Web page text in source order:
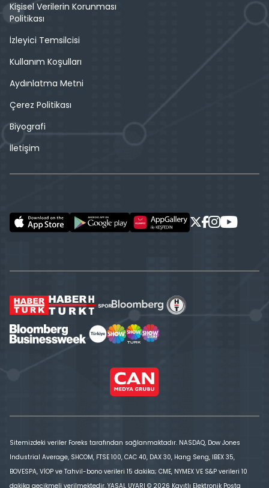
Kişisel Verilerin Korunması
Politikası
İzleyici Temsilcisi
Kullanım Koşulları
Aydınlatma Metni
Çerez Politikası
Biyografi
İletişim
Sitemizdeki veriler Foreks tarafından sağlanmaktadır. NASDAQ, Dow Jones
Industrial Average, SHCOM, FTSE 100, CAC 40, DAX 30, Hang Seng, IBEX 35,
BOVESPA, VİOP ve Tahvil-bono verileri 15 dakika; CME, NYMEX VE S&P verileri 10
dakika gecikmeli verilmektedir. YASAL UYARI © 2026 Kayıtlı Elektronik Posta